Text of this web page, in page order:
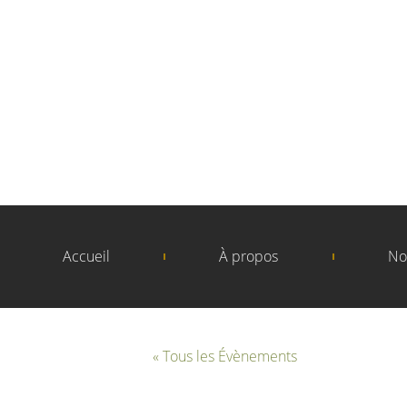
Accueil À propos
« Tous les Évènements